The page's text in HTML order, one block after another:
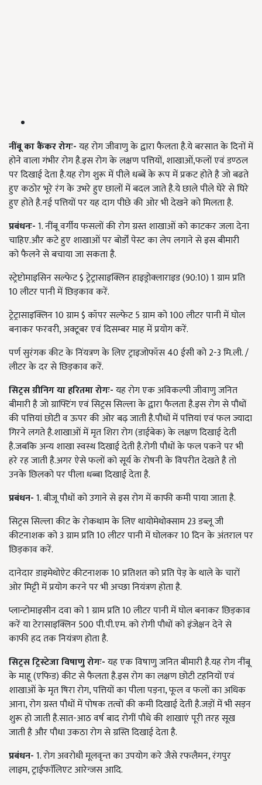
नींबू का कैंकर रोगः-यह रोग जीवाणु के द्वारा फैलता है.ये बरसात के दिनों में
होने वाला गंभीर रोग है.इस रोग के लक्षण पत्तियों,शाखाओं,फलों एवं डण्ठल
पर दिखाई देता है.यह रोग शुरू में पीले धब्बें के रूप में प्रकट होते है जो बढते
हुए कठोर भूरे रंग के उभरे हुए छालों में बदल जाते है.ये छाले पीले घेरे से घिरे
हुए होते है.नई पत्तियों पर यह दाग पीछे की ओर भी देखने को मिलता है.
प्रबंधनः-1.नींबू वर्गीय फसलों की रोग ग्रस्त शाखाओं को काटकर जला देना
चाहिए.और कटे हुए शाखाओं पर बोर्डों पेस्ट का लेप लगाने से इस बीमारी
को फैलने से बचाया जा सकता है.
स्ट्रेप्टोमाइसिन सल्फेट$ट्रेट्रासाइक्लिन हाइड्रोक्लाराइड (90:10) 1ग्राम प्रति
10लीटर पानी में छिड़काव करें.
ट्रेट्रासाइक्लिन10ग्राम$कॉपर सल्फेट5ग्राम को100लीटर पानी में घोल
बनाकर फरवरी,अक्टूबर एवं दिसम्बर माह में प्रयोग करें.
पर्ण सुरंगक कीट के निंयत्रण के लिए ट्राइजोफॉस40ईसी को2-3मि.ली. /
लीटर के दर से छिड़काव करें.
सिट्रस ग्रीनिग या हरितमा रोगः-यह रोग एक अविकल्पी जीवाणु जनित
बीमारी है जो ग्राफ्टिंग एवं सिट्रस सिल्ला के द्वारा फैलता है.इस रोग से पौधों
की पत्तियां छोटी व ऊपर की ओर बढ़ जाती है.पौधों में पत्तियां एवं फल ज्यादा
गिरने लगते है.शाखाओं में मृत शिरा रोग (डाईबेक) के लक्षण दिखाई देती
है.जबकि अन्य शाखा स्वस्थ दिखाई देती है.रोगी पौधों के फल पकने पर भी
हरे रह जाती है.अगर ऐसे फलों को सूर्य के रोषनी के विपरीत देखते है तो
उनके छिलको पर पीला धब्बा दिखाई देता है.
प्रबंधन-1.बीजू पौधों को उगाने से इस रोग में काफी कमी पाया जाता है.
सिट्रस सिल्ला कीट के रोकथाम के लिए थायोमेथोक्साम23डब्लू जी
कीटनाशक को3ग्राम प्रति10लीटर पानी में घोलकर10दिन के अंतराल पर
छिड़काव करें.
दानेदार डाइमेथोऐट कीटनाशक10प्रतिशत को प्रति पेड़ के थाले के चारों
ओर मिट्टी में प्रयोग करने पर भी अच्छा नियंत्रण होता है.
प्लान्टोमाइसीन दवा को1ग्राम प्रति10लीटर पानी में घोल बनाकर छिड़काव
करें या टेरासाइक्लिन500पी.पी.एम. को रोगी पौधों को इंजेक्षन देने से
काफी हद तक नियंत्रण होता है.
सिट्रस ट्रिस्टेजा विषाणु रोगः-यह एक विषाणु जनित बीमारी है.यह रोग नींबू
के माहू (एफिड) कीट से फैलता है.इस रोग का लक्षण छोटी टहनियों एवं
शाखाओं के मृत षिरा रोग,पत्तियों का पीला पड़ना,फूल व फलों का अधिक
आना,रोग ग्रस्त पौधों में पोषक तत्वों की कमी दिखाई देती है.जड़ों में भी सड़न
शुरू हो जाती है.सात-आठ वर्ष बाद रोगीं पौधे की शाखाएं पूरी तरह सूख
जाती है और पौधा उकठा रोग से ग्रस्ति दिखाई देता है.
प्रबंधन-1.रोग अवरोधी मूलवृन्त का उपयोग करे जैसे रफलैमन,रंगपुर
लाइम,ट्राईफाॅलिएट आरेन्जस आदि.